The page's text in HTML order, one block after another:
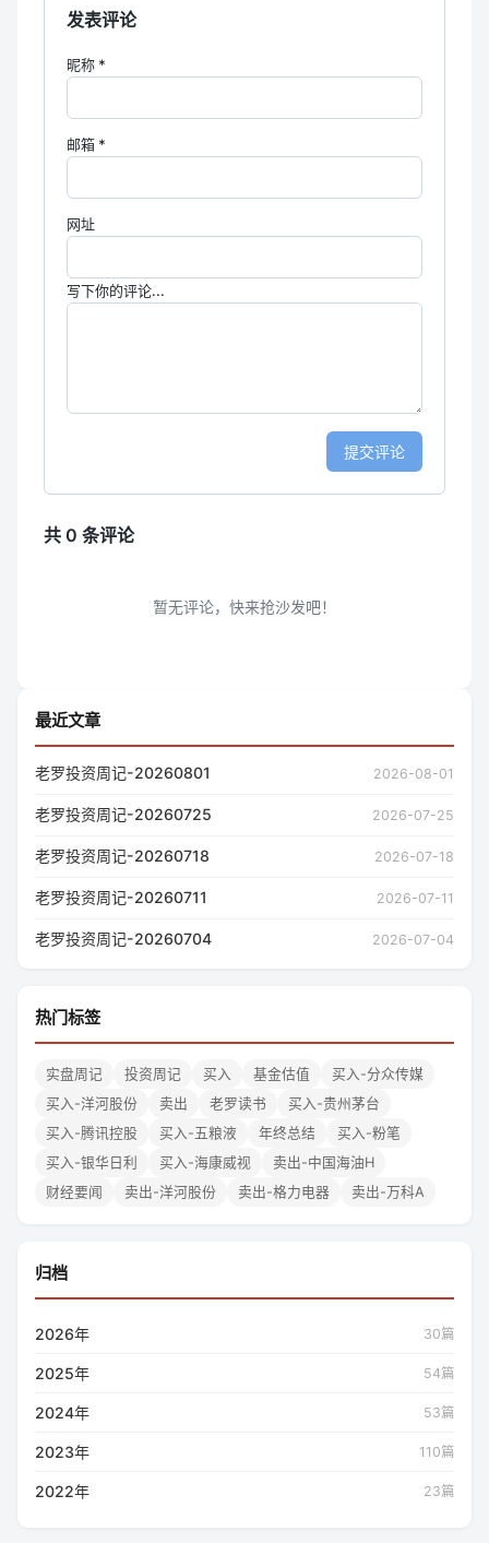
最近文章
老罗投资周记-20260801 2026-08-01
老罗投资周记-20260725 2026-07-25
老罗投资周记-20260718 2026-07-18
老罗投资周记-20260711 2026-07-11
老罗投资周记-20260704 2026-07-04
热门标签
实盘周记 投资周记 买入 基金估值
买入-分众传媒
买入-洋河股份
卖出 老罗读书
买入-贵州茅台
买入-腾讯控股
买入-五粮液 年终总结
买入-粉笔
买入-银华日利
买入-海康威视
卖出-中国海油H
财经要闻
卖出-洋河股份 卖出-格力电器 卖出-万科A
归档
2026年 30篇
2025年 54篇
2024年 53篇
2023年 110篇
2022年 23篇